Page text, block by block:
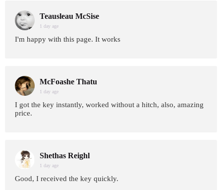
Teausleau McSise
1 day age
I'm happy with this page. It works
McFoashe Thatu
1 day age
I got the key instantly, worked without a hitch, also, amazing
price.
Shethas Reighl
1 day age
Good, I received the key quickly.